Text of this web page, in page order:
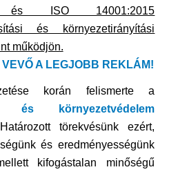
és ISO 14001:2015
és környezetirányítási
működjön.
VEVŐ A LEGJOBB REKLÁM!
korán felismerte a
és környezetvédelem
törekvésünk ezért,
és eredményességünk
kifogástalan minőségű